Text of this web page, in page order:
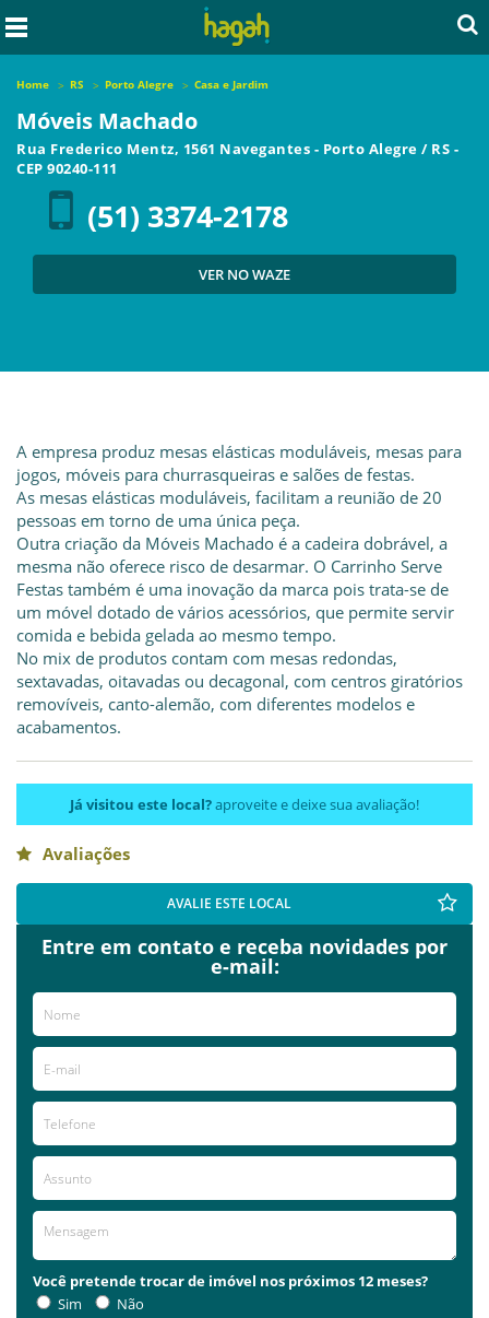
Home RS Porto Alegre Casa e Jardim
Móveis Machado
Rua Frederico Mentz, 1561 Navegantes - Porto Alegre / RS -
CEP 90240-111
(51) 3374-2178
VER NO WAZE
A empresa produz mesas elásticas moduláveis, mesas para
jogos, móveis para churrasqueiras e salões de festas.
As mesas elásticas moduláveis, facilitam a reunião de 20
pessoas em torno de uma única peça.
Outra criação da Móveis Machado é a cadeira dobrável, a
mesma não oferece risco de desarmar. O Carrinho Serve
Festas também é uma inovação da marca pois trata-se de
um móvel dotado de vários acessórios, que permite servir
comida e bebida gelada ao mesmo tempo.
No mix de produtos contam com mesas redondas,
sextavadas, oitavadas ou decagonal, com centros giratórios
removíveis, canto-alemão, com diferentes modelos e
acabamentos.
Já visitou este local?aproveite e deixe sua avaliação!
Avaliações
AVALIE ESTE LOCAL
Entre em contato e receba novidades por
e-mail:
Você pretende trocar de imóvel nos próximos 12 meses?
Sim
Não